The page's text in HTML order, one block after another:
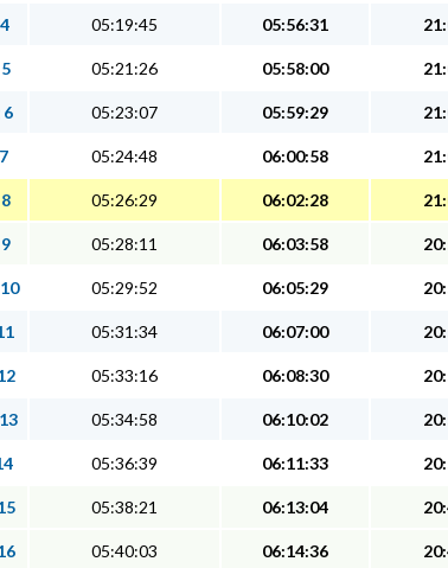
05:19:45 05:56:31
05:21:26 05:58:00
6 05:23:07 05:59:29
05:24:48 06:00:58
05:26:29 06:02:28
05:28:11 06:03:58
05:29:52 06:05:29
05:31:34 06:07:00
05:33:16 06:08:30
05:34:58 06:10:02
05:36:39 06:11:33
05:38:21 06:13:04
05:40:03 06:14:36